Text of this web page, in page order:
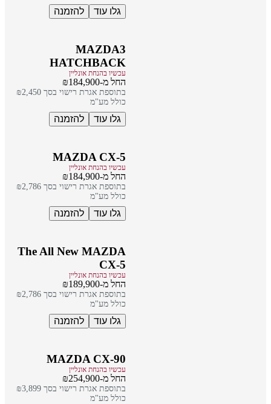
גלו עוד להזמנה
MAZDA3
HATCHBACK
עכשיו בהנחת אונליין
החל מ-₪184,900
בתוספת אגרת רישוי בסך ₪2,450
כולל מע"מ
גלו עוד להזמנה
MAZDA CX-5
עכשיו בהנחת אונליין
החל מ-₪184,900
בתוספת אגרת רישוי בסך ₪2,786
כולל מע"מ
גלו עוד להזמנה
The All New MAZDA
CX-5
עכשיו בהנחת אונליין
החל מ-₪189,900
בתוספת אגרת רישוי בסך ₪2,786
כולל מע"מ
גלו עוד להזמנה
MAZDA CX-90
עכשיו בהנחת אונליין
החל מ-₪254,900
בתוספת אגרת רישוי בסך ₪3,899
כולל מע"מ